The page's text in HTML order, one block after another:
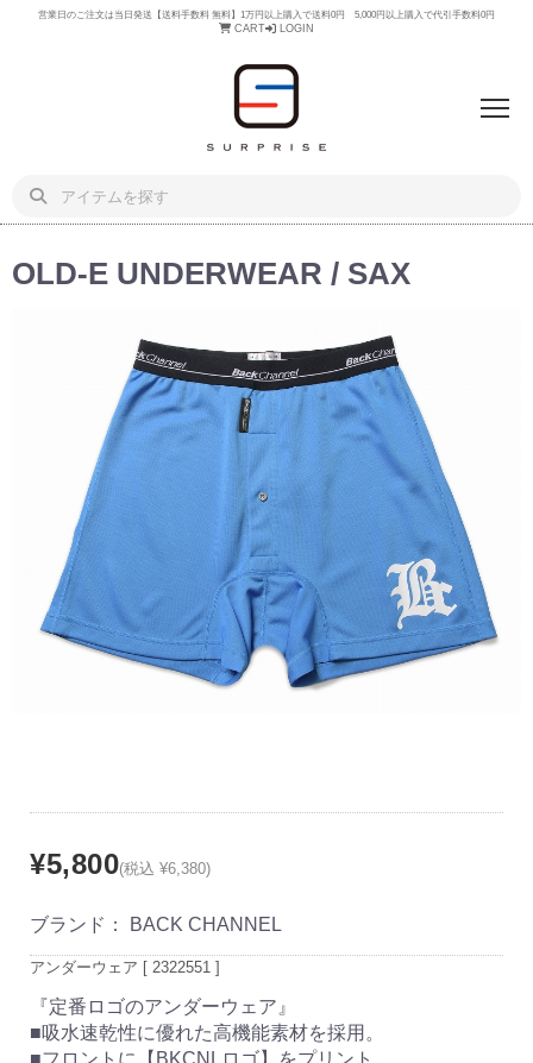
営業日のご注文は当日発送【送料手数料 無料】1万円以上購入で送料0円 5,000円以上購入で代引手数料0円
CART LOGIN
OLD-E UNDERWEAR / SAX
¥5,800(税込 ¥6,380)
ブランド： BACK CHANNEL
アンダーウェア [ 2322551 ]
『定番ロゴのアンダーウェア』
■吸水速乾性に優れた高機能素材を採用。